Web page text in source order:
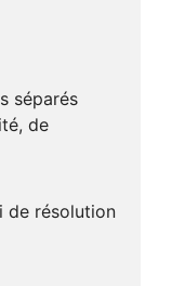
séparés
de
de résolution